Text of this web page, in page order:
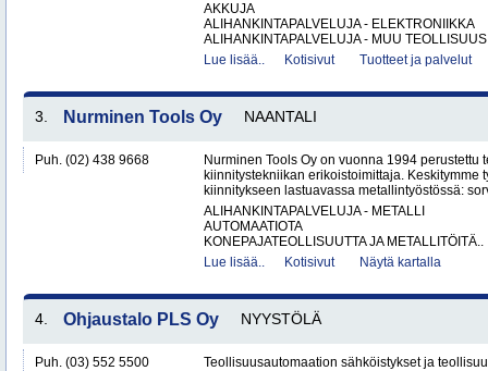
AKKUJA
ALIHANKINTAPALVELUJA - ELEKTRONIIKKA
ALIHANKINTAPALVELUJA - MUU
Lue lisää..
Kotisivut Tuotteet ja palvelut
3. Nurminen Tools Oy NAANTALI
Puh. (02) 438 9668
Nurminen Tools Oy on vuonna 1994 perustettu
kiinnitystekniikan erikoistoimittaja. Keskitymme
kiinnitykseen lastuavassa metallintyöstössä:
ALIHANKINTAPALVELUJA - METALLI
AUTOMAATIOTA
KONEPAJATEOLLISUUTTA JA METALLITÖITÄ..
Lue lisää..
Kotisivut Näytä kartalla
4. Ohjaustalo PLS Oy NYYSTÖLÄ
Puh. (03) 552 5500
Teollisuusautomaation sähköistykset ja